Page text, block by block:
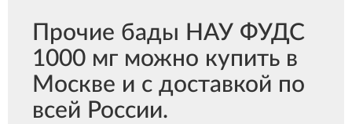
Прочие бады НАУ ФУДС
1000 мг можно купить в
Москве и с доставкой по
всей России.